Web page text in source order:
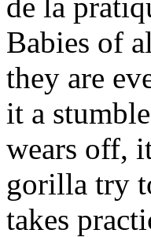
Babies of
they are
it a
wears off,
gorilla try
takes